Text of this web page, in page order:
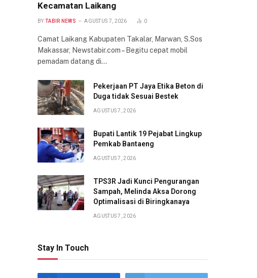
Kecamatan Laikang
BY TABIR NEWS AGUSTUS 7, 2026 0
Camat Laikang Kabupaten Takalar, Marwan, S.Sos
Makassar, Newstabir.com – Begitu cepat mobil
pemadam datang di…
Pekerjaan PT Jaya Etika Beton di
Duga tidak Sesuai Bestek
AGUSTUS 7, 2026
Bupati Lantik 19 Pejabat Lingkup
Pemkab Bantaeng
AGUSTUS 7, 2026
TPS3R Jadi Kunci Pengurangan
Sampah, Melinda Aksa Dorong
Optimalisasi di Biringkanaya
AGUSTUS 7, 2026
Stay In Touch